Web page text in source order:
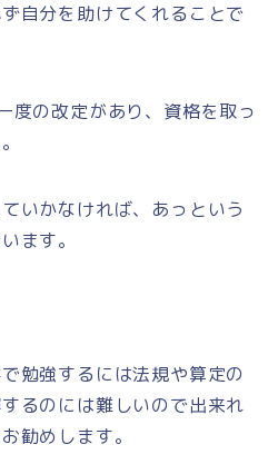
自分を助けてくれることで
度の改定があり、資格を取っ
いかなければ、あっという
ます。
勉強するには法規や算定の
るのには難しいので出来れ
勧めします。